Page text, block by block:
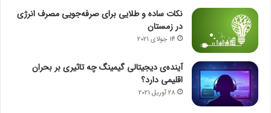
نکات ساده و طلایی برای صرفه‌جویی مصرف انرژی
در زمستان
14 جولای 2021
آینده‌ی دیجیتالی گیمینگ چه تاثیری بر بحران
اقلیمی دارد؟
28 آوریل 2021